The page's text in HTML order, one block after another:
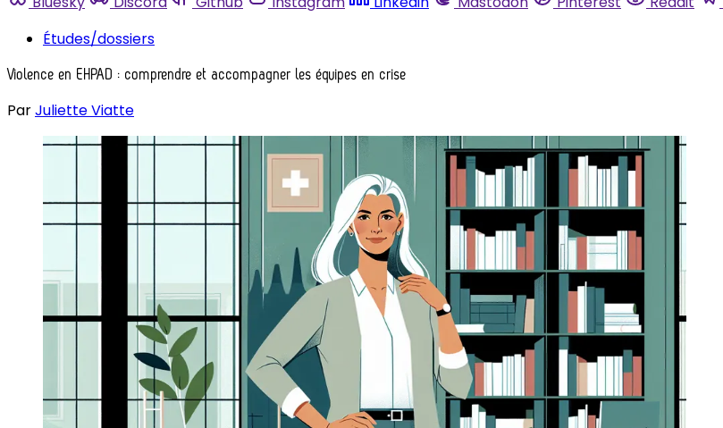
Études/dossiers
Violence en EHPAD : comprendre et accompagner les équipes en crise
ParJuliette Viatte